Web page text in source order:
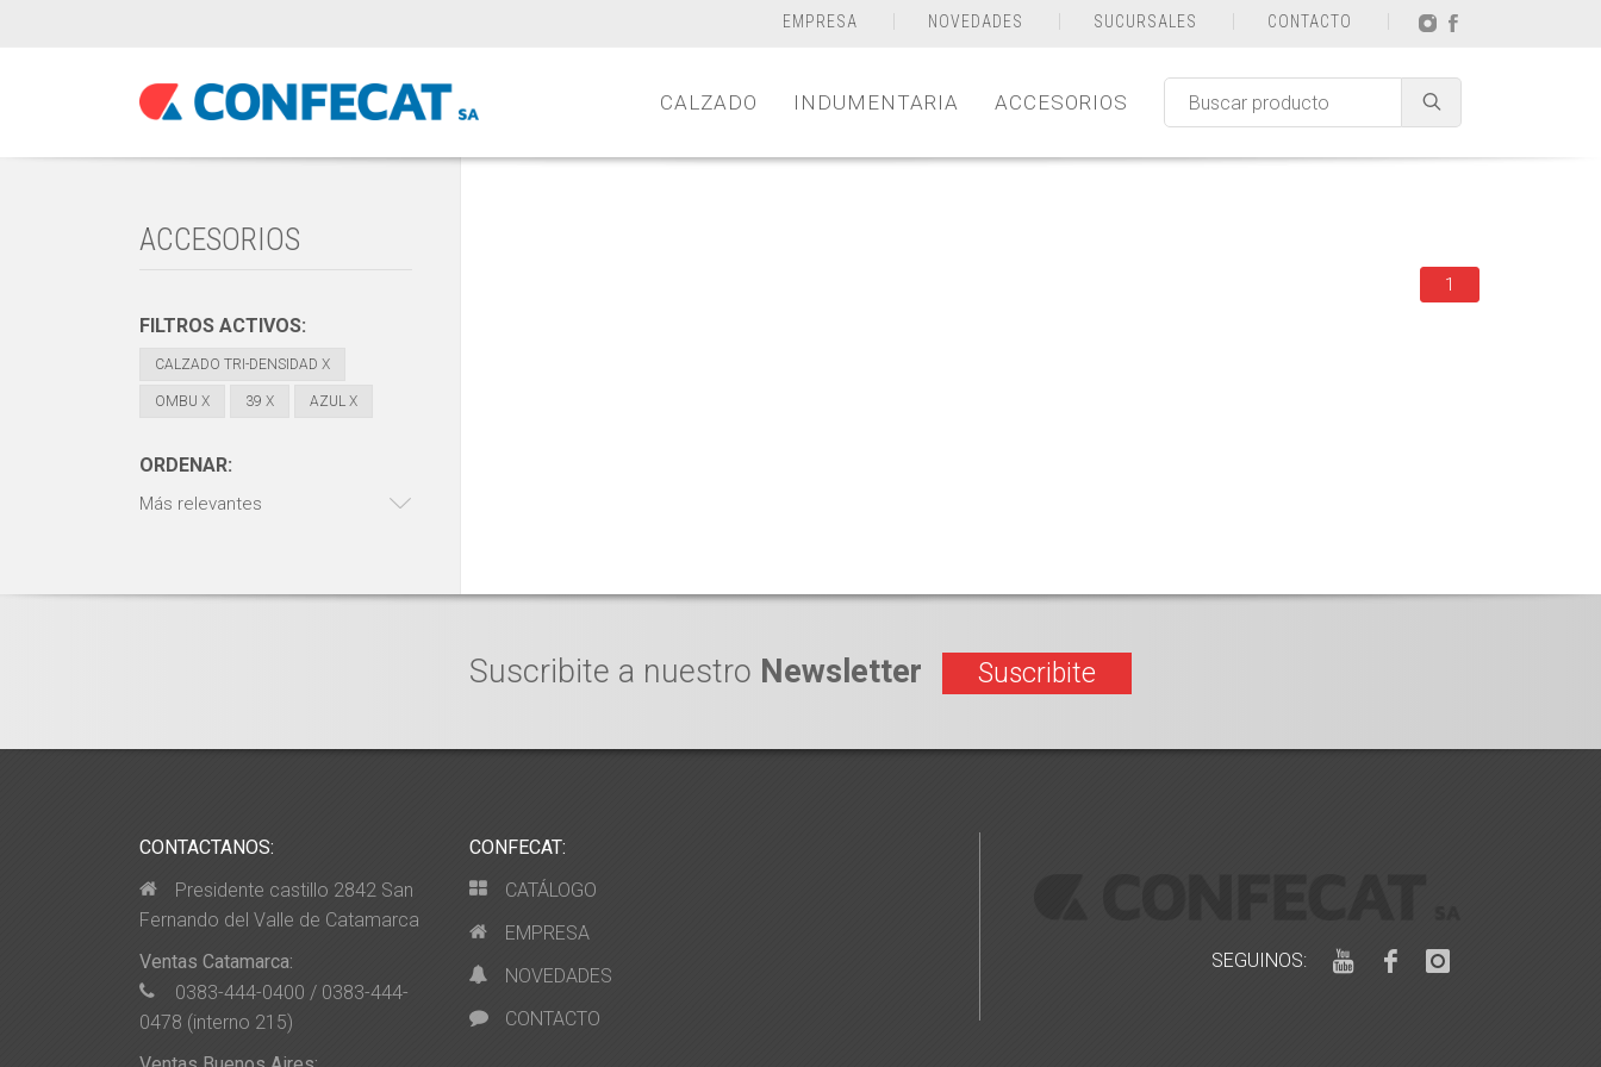
EMPRESA NOVEDADES SUCURSALES CONTACTO
CALZADO INDUMENTARIA ACCESORIOS
ACCESORIOS
FILTROS ACTIVOS:
CALZADO TRI-DENSIDAD X
OMBU X 39 X AZUL X
ORDENAR:
Más relevantes
1
Suscribite a nuestro Newsletter Suscribite
CONTACTANOS:
Presidente castillo 2842 San
Fernando del Valle de Catamarca
Ventas Catamarca:
0383-444-0400 / 0383-444-
0478 (interno 215)
CONFECAT:
CATÁLOGO
EMPRESA
NOVEDADES
CONTACTO
SEGUINOS: